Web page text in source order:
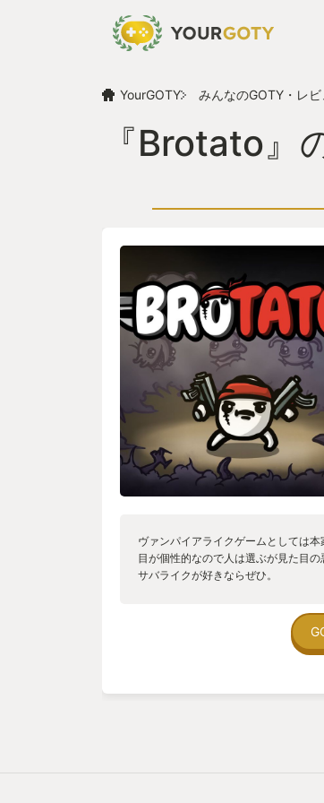
YourGOTY みんなのGOTY・レビ
『Brotato』
ヴァンパイアライクゲームとしては
目が個性的なので人は選ぶが見た目
サバライクが好きならぜひ。